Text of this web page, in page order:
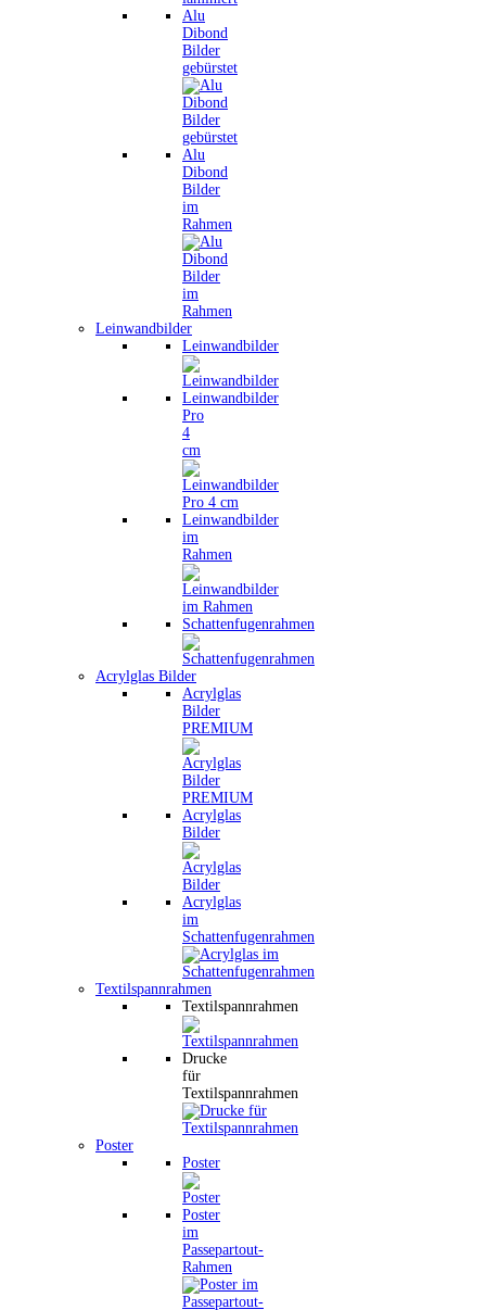
Alu
Dibond
Bilder
gebürstet
Alu
Dibond
Bilder
im
Rahmen
Leinwandbilder
Leinwandbilder
Leinwandbilder
Pro
4
cm
Leinwandbilder
im
Rahmen
Schattenfugenrahmen
Acrylglas Bilder
Acrylglas
Bilder
PREMIUM
Acrylglas
Bilder
Acrylglas
im
Schattenfugenrahmen
Textilspannrahmen
Textilspannrahmen
Drucke
für
Textilspannrahmen
Poster
Poster
Poster
im
Passepartout-
Rahmen